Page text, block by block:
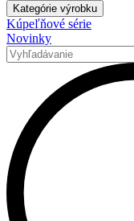
Kategórie výrobku
Kúpeľňové série
Novinky